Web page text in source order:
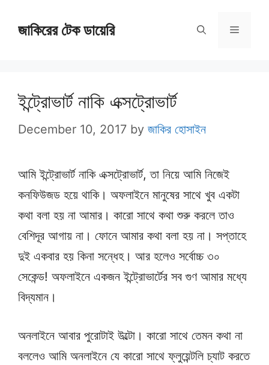
জাকিরের টেক ডায়েরি Menu
ইন্ট্রোভার্ট নাকি এক্সট্রোভার্ট
December 10, 2017 by জাকির হোসাইন
আমি ইন্ট্রোভার্ট নাকি এক্সট্রোভার্ট, তা নিয়ে আমি নিজেই
কনফিউজড হয়ে থাকি। অফলাইনে মানুষের সাথে খুব একটা
কথা বলা হয় না আমার। কারো সাথে কথা শুরু করলে তাও
বেশিদূর আগায় না। ফোনে আমার কথা বলা হয় না। সপ্তাহে
দুই একবার হয় কিনা সন্ধেহ। আর হলেও সর্বোচ্চ ৩০
সেকেন্ড! অফলাইনে একজন ইন্ট্রোভার্টের সব গুণ আমার মধ্যে
বিদ্যমান।
অনলাইনে আবার পুরোটাই উল্টো। কারো সাথে তেমন কথা না
বললেও আমি অনলাইনে যে কারো সাথে ফ্লুয়েন্টলি চ্যাট করতে